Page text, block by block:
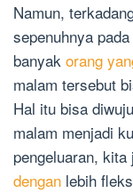
Namun,
sepenuhnya
banyak orang
malam tersebut
Hal itu bisa
malam menjadi
pengeluaran,
dengan lebih